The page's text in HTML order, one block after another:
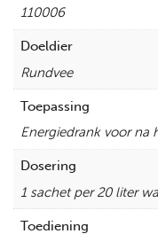
110006
Doeldier
Rundvee
Toepassing
Energiedrank voor na
Dosering
1 sachet per 20 liter
Toediening